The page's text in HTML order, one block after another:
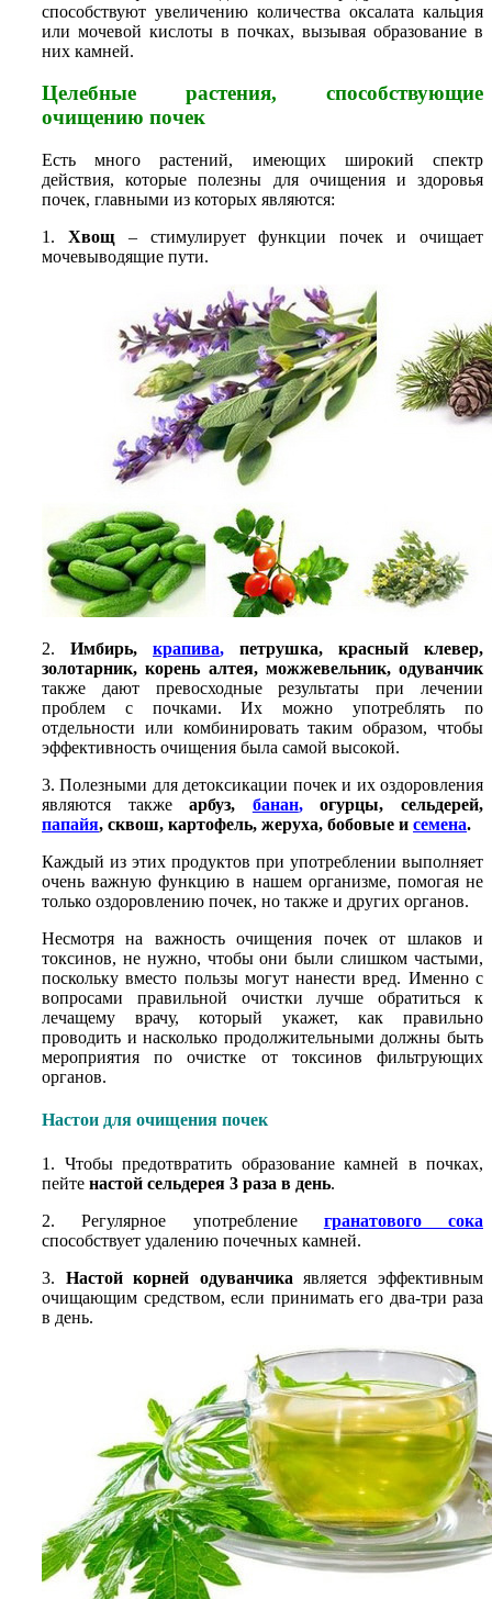
способствуют увеличению количества оксалата кальция
или мочевой кислоты в почках, вызывая образование в
них камней.
Целебные растения, способствующие
очищению почек
Есть много растений, имеющих широкий спектр
действия, которые полезны для очищения и здоровья
почек, главными из которых являются:
1. Хвощ – стимулирует функции почек и очищает
мочевыводящие пути.
2. Имбирь, крапива, петрушка, красный клевер,
золотарник, корень алтея, можжевельник, одуванчик
также дают превосходные результаты при лечении
проблем с почками. Их можно употреблять по
отдельности или комбинировать таким образом, чтобы
эффективность очищения была самой высокой.
3. Полезными для детоксикации почек и их оздоровления
являются такжеарбуз, банан,огурцы, сельдерей,
папайя, сквош, картофель, жеруха, бобовые и семена.
Каждый из этих продуктов при употреблении выполняет
очень важную функцию в нашем организме, помогая не
только оздоровлению почек, но также и других органов.
Несмотря на важность очищения почек от шлаков и
токсинов, не нужно, чтобы они были слишком частыми,
поскольку вместо пользы могут нанести вред. Именно с
вопросами правильной очистки лучше обратиться к
лечащему врачу, который укажет, как правильно
проводить и насколько продолжительными должны быть
мероприятия по очистке от токсинов фильтрующих
органов.
Настои для очищения почек
1. Чтобы предотвратить образование камней в почках,
пейте настой сельдерея 3 раза в день.
2. Регулярное употребление гранатового сока
способствует удалению почечных камней.
3. Настой корней одуванчика является эффективным
очищающим средством, если принимать его два-три раза
в день.